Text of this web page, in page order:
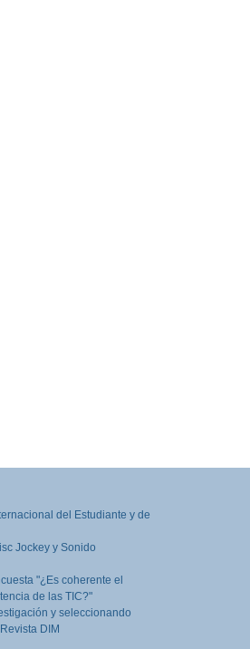
del Estudiante y de
Jockey y Sonido
"¿Es coherente el
de las TIC?"
y seleccionando
DIM